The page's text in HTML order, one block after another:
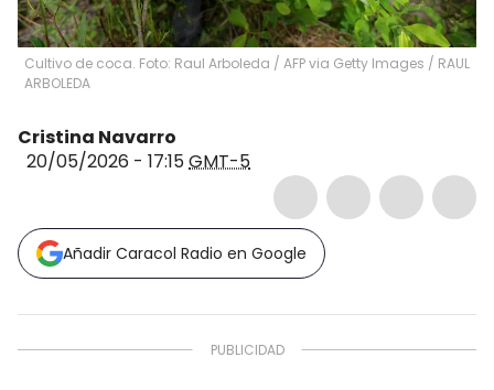
Cultivo de coca. Foto: Raul Arboleda / AFP via Getty Images / RAUL
ARBOLEDA
Cristina Navarro
20/05/2026 - 17:15GMT-5
Añadir Caracol Radio en Google